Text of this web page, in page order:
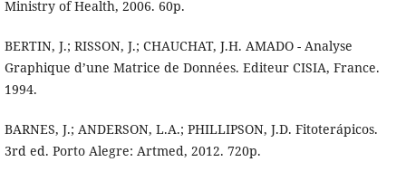
Ministry of Health, 2006. 60p.
BERTIN, J.; RISSON, J.; CHAUCHAT, J.H. AMADO - Analyse
Graphique d’une Matrice de Données. Editeur CISIA, France.
1994.
BARNES, J.; ANDERSON, L.A.; PHILLIPSON, J.D. Fitoterápicos.
3rd ed. Porto Alegre: Artmed, 2012. 720p.